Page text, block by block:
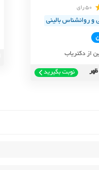
50 رای
روانشناس بالینی
از دکتریاب
نوبت بگیرید